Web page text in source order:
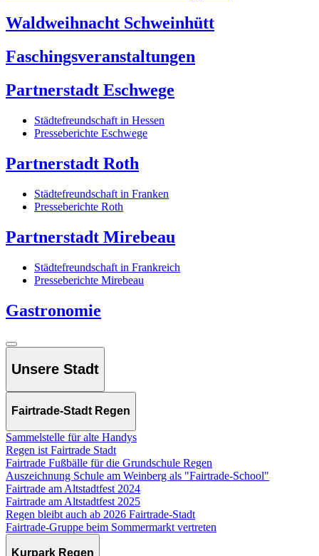
Waldweihnacht Schweinhütt
Faschingsveranstaltungen
Partnerstadt Eschwege
Städtefreundschaft in Hessen
Presseberichte Eschwege
Partnerstadt Roth
Städtefreundschaft in Franken
Presseberichte Roth
Partnerstadt Mirebeau
Städtefreundschaft in Frankreich
Presseberichte Mirebeau
Gastronomie
Unsere Stadt
Fairtrade-Stadt Regen
Sammelstelle für alte Handys
Regen ist Fairtrade Stadt
Fairtrade Fußbälle für die Grundschule Regen
Auszeichnung Schule am Weinberg als "Fairtrade-School"
Fairtrade am Altstadtfest 2024
Fairtrade am Altstadtfest 2025
Regen bleibt auch ab 2026 Fairtrade-Stadt
Fairtrade-Gruppe beim Sommermarkt vertreten
Kurpark Regen